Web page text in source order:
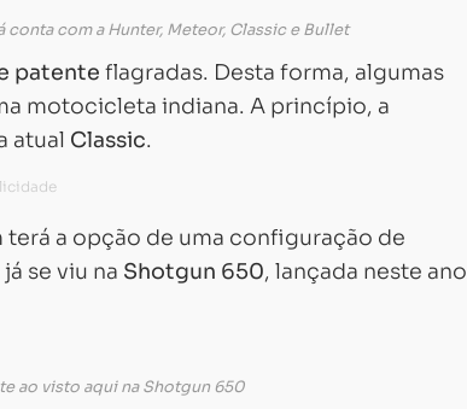
com a Hunter, Meteor, Classic e Bullet
patente flagradas. Desta forma, algumas
motocicleta indiana. A princípio, a
atual Classic.
a opção de uma configuração de
se viu na Shotgun 650, lançada neste ano
ao visto aqui na Shotgun 650